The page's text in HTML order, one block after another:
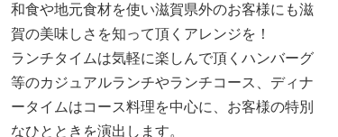
和食や地元食材を使い滋賀県外のお客様にも滋
賀の美味しさを知って頂くアレンジを！
ランチタイムは気軽に楽しんで頂くハンバーグ
等のカジュアルランチやランチコース、ディナ
ータイムはコース料理を中心に、お客様の特別
なひとときを演出します。